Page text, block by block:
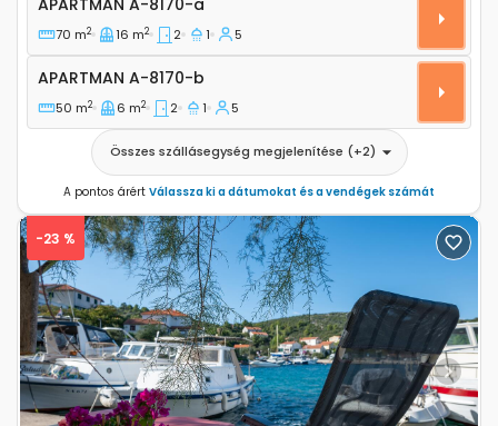
70 m2 16 m2 2 1 5
Apartman A-8170-b
APARTMAN A-8170-b
50 m2 6 m2 2 1 5
Összes szállásegység megjelenítése (+2)
A pontos árért Válassza ki a dátumokat és a vendégek számát
Previous Next
-23 %